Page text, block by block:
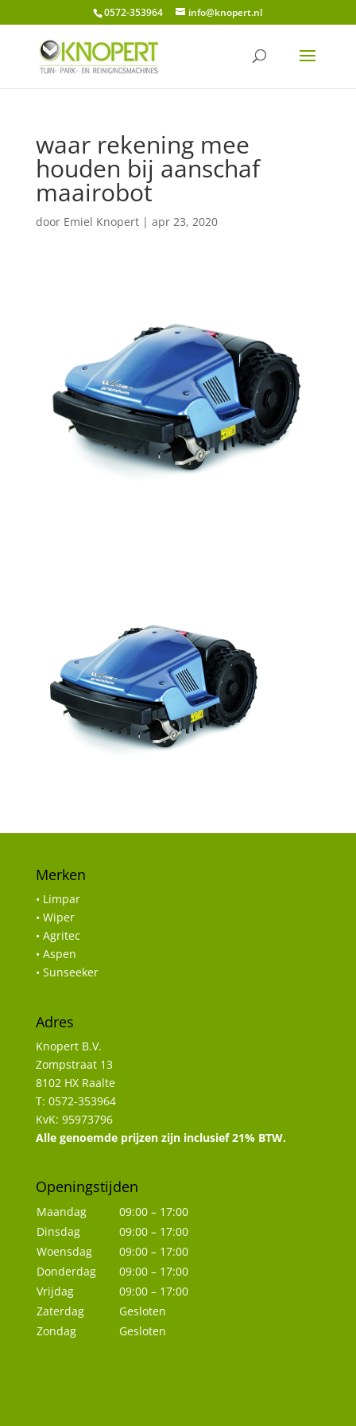
0572-353964 info@knopert.nl
waar rekening mee
houden bij aanschaf
maairobot
door Emiel Knopert| apr 23, 2020
Merken
• Limpar
• Wiper
• Agritec
• Aspen
• Sunseeker
Adres
Knopert B.V.
Zompstraat 13
8102 HX Raalte
T: 0572-353964
KvK: 95973796
Alle genoemde prijzen zijn inclusief 21% BTW.
Openingstijden
Maandag
09:00 – 17:00
Dinsdag
09:00 – 17:00
Woensdag
09:00 – 17:00
Donderdag
09:00 – 17:00
Vrijdag
09:00 – 17:00
Zaterdag
Gesloten
Zondag
Gesloten